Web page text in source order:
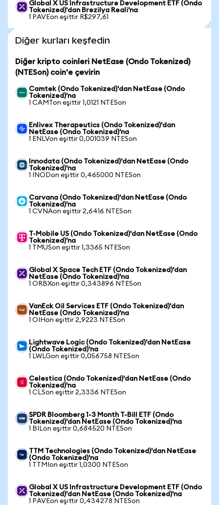
Global X US Infrastructure Development ETF (Ondo
Tokenized)'dan Brezilya Reali'na
1 PAVEon eşittir R$297,61
Diğer kurları keşfedin
Diğer kripto coinleri NetEase (Ondo Tokenized)
(NTESon) coin'e çevirin
Camtek (Ondo Tokenized)'dan NetEase (Ondo
Tokenized)'na
1 CAMTon eşittir 1,0121 NTESon
Enlivex Therapeutics (Ondo Tokenized)'dan
NetEase (Ondo Tokenized)'na
1 ENLVon eşittir 0,001039 NTESon
Innodata (Ondo Tokenized)'dan NetEase (Ondo
Tokenized)'na
1 INODon eşittir 0,465000 NTESon
Carvana (Ondo Tokenized)'dan NetEase (Ondo
Tokenized)'na
1 CVNAon eşittir 2,6416 NTESon
T-Mobile US (Ondo Tokenized)'dan NetEase (Ondo
Tokenized)'na
1 TMUSon eşittir 1,3365 NTESon
Global X Space Tech ETF (Ondo Tokenized)'dan
NetEase (Ondo Tokenized)'na
1 ORBXon eşittir 0,343896 NTESon
VanEck Oil Services ETF (Ondo Tokenized)'dan
NetEase (Ondo Tokenized)'na
1 OIHon eşittir 2,9223 NTESon
Lightwave Logic (Ondo Tokenized)'dan NetEase
(Ondo Tokenized)'na
1 LWLGon eşittir 0,056758 NTESon
Celestica (Ondo Tokenized)'dan NetEase (Ondo
Tokenized)'na
1 CLSon eşittir 2,3336 NTESon
SPDR Bloomberg 1-3 Month T-Bill ETF (Ondo
Tokenized)'dan NetEase (Ondo Tokenized)'na
1 BILon eşittir 0,684520 NTESon
TTM Technologies (Ondo Tokenized)'dan NetEase
(Ondo Tokenized)'na
1 TTMIon eşittir 1,0300 NTESon
Global X US Infrastructure Development ETF (Ondo
Tokenized)'dan NetEase (Ondo Tokenized)'na
1 PAVEon eşittir 0,434278 NTESon